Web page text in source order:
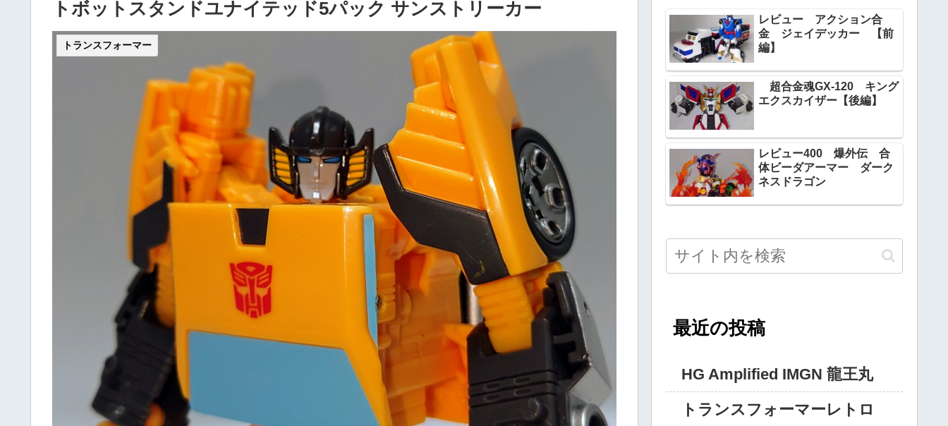
トボットスタンドユナイテッド5パック サンストリーカー
トランスフォーマー
レビュー アクション合
金 ジェイデッカー 【前
編】
超合金魂GX‐120 キング
エクスカイザー【後編】
レビュー400 爆外伝 合
体ビーダアーマー ダーク
ネスドラゴン
最近の投稿
HG Amplified IMGN 龍王丸
トランスフォーマーレトロ